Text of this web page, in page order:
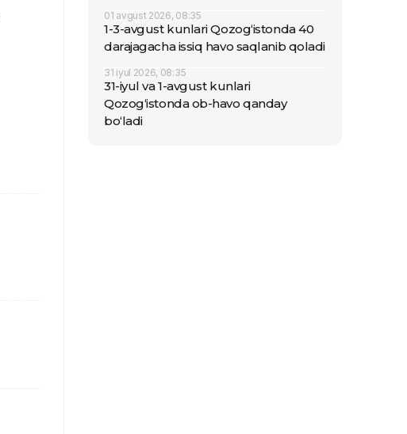
01 avgust 2026, 08:35
1-3-avgust kunlari Qozog‘istonda 40
darajagacha issiq havo saqlanib qoladi
31 iyul 2026, 08:35
31-iyul va 1-avgust kunlari
Qozog‘istonda ob-havo qanday
bo‘ladi